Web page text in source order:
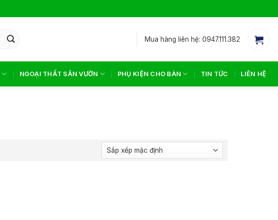
Mua hàng liên hệ: 0947.111.382
NGOẠI THẤT SÂN VƯỜN PHỤ KIỆN CHO BÀN TIN TỨC LIÊN HỆ